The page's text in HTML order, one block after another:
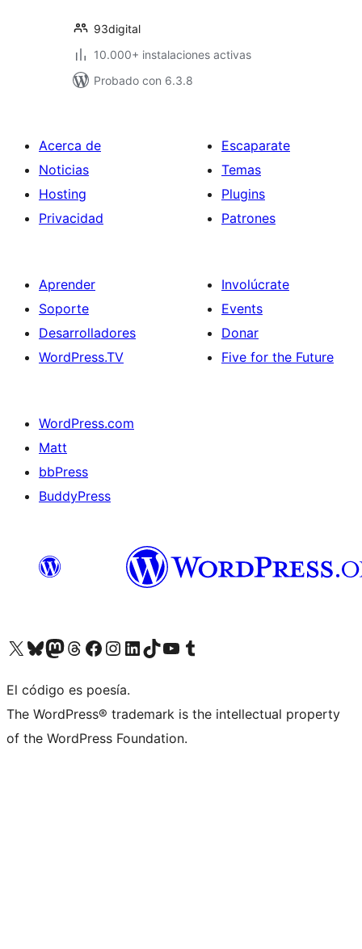
93digital
10.000+ instalaciones activas
Probado con 6.3.8
Acerca de
Noticias
Hosting
Privacidad
Escaparate
Temas
Plugins
Patrones
Aprender
Soporte
Desarrolladores
WordPress.TV
Involúcrate
Events
Donar
Five for the Future
WordPress.com
Matt
bbPress
BuddyPress
Visit our X (formerly Twitter) account
Visit our Bluesky account
Visita nuestra cuenta de Twitter
Visit our Threads account
Visita nuestra página de Facebook
Visite nuestra cuenta de Instagram
Visit our LinkedIn account
Visit our TikTok account
Visit our YouTube channel
Visit our Tumblr account
El código es poesía.
The WordPress® trademark is the intellectual property
of the WordPress Foundation.